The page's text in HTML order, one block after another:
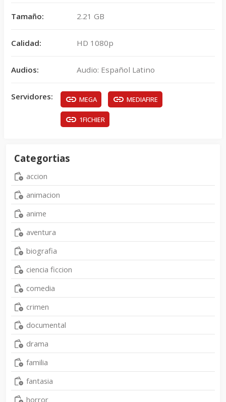
Tamaño: 2.21 GB
Calidad: HD 1080p
Audios: Audio: Español Latino
Servidores: MEGA MEDIAFIRE
1FICHIER
Categortias
accion
animacion
anime
aventura
biografia
ciencia ficcion
comedia
crimen
documental
drama
familia
fantasia
horror